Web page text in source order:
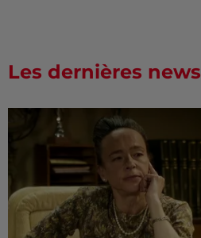
Les dernières news